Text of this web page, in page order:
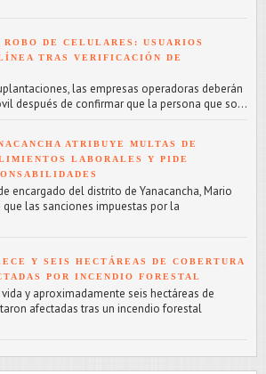
DE CELULARES: USUARIOS
TRAS VERIFICACIÓN DE
las empresas operadoras deberán
después de confirmar que la persona que so...
ATRIBUYE MULTAS DE
LABORALES Y PIDE
encargado del distrito de Yanacancha, Mario
las sanciones impuestas por la
Y SEIS HECTÁREAS DE COBERTURA
POR INCENDIO FORESTAL
y aproximadamente seis hectáreas de
afectadas tras un incendio forestal